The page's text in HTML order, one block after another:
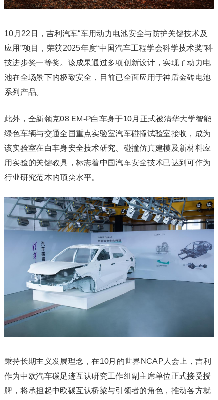
10月22日，吉利汽车“车用动力电池安全与防护关键技术及
应用”项目，荣获2025年度“中国汽车工程学会科学技术奖”科
技进步奖一等奖。该成果通过多项创新设计，实现了动力电
池在全场景下的极致安全，目前已全面应用于神盾金砖电池
系列产品。
此外，全新领克08 EM-P白车身于10月正式被清华大学智能
绿色车辆与交通全国重点实验室汽车碰撞试验室接收，成为
该实验室在白车身安全技术研究、碰撞仿真建模及新材料应
用实验的关键教具，标志着中国汽车安全技术已达到可作为
行业研究范本的顶尖水平。
秉持长期主义发展理念，在10月的世界NCAP大会上，吉利
作为中欧汽车碳足迹互认研究工作组副主席单位正式接受授
牌，将承担起中欧碳互认桥梁与引领者的角色，推动各方就